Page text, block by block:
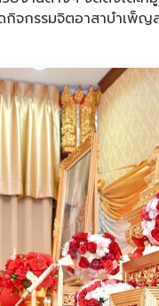
จกรรมจิตอาสาบำเ